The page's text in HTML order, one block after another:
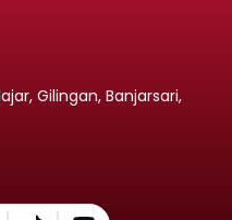
Gilingan, Banjarsari,